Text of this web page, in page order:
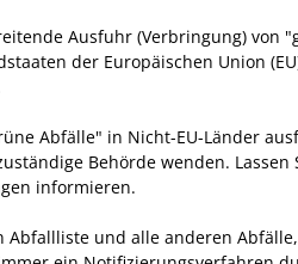
Ausfuhr (Verbringung) von
der Europäischen Union
Abfälle" in Nicht-EU-Länder
Behörde wenden.
informieren.
Abfallliste und alle anderen